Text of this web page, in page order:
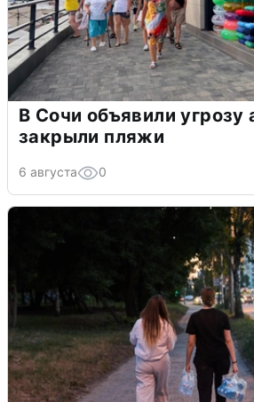
В Сочи объявили угрозу
закрыли пляжи
6 августа 0